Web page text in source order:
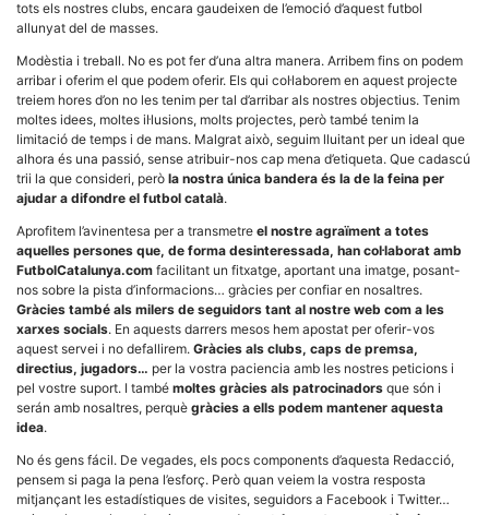
tots els nostres clubs, encara gaudeixen de l’emoció d’aquest futbol
allunyat del de masses.
Modèstia i treball. No es pot fer d’una altra manera. Arribem fins on podem
arribar i oferim el que podem oferir. Els qui col·laborem en aquest projecte
treiem hores d’on no les tenim per tal d’arribar als nostres objectius. Tenim
moltes idees, moltes il·lusions, molts projectes, però també tenim la
limitació de temps i de mans. Malgrat això, seguim lluitant per un ideal que
alhora és una passió, sense atribuir-nos cap mena d’etiqueta. Que cadascú
trii la que consideri, però la nostra única bandera és la de la feina per
ajudar a difondre el futbol català.
Aprofitem l’avinentesa per a transmetre el nostre agraïment a totes
aquelles persones que, de forma desinteressada, han col·laborat amb
FutbolCatalunya.com facilitant un fitxatge, aportant una imatge, posant-
nos sobre la pista d’informacions… gràcies per confiar en nosaltres.
Gràcies també als milers de seguidors tant al nostre web com a les
xarxes socials. En aquests darrers mesos hem apostat per oferir-vos
aquest servei i no defallirem. Gràcies als clubs, caps de premsa,
directius, jugadors… per la vostra paciencia amb les nostres peticions i
pel vostre suport. I també moltes gràcies als patrocinadors que són i
serán amb nosaltres, perquè gràcies a ells podem mantener aquesta
idea.
No és gens fácil. De vegades, els pocs components d’aquesta Redacció,
pensem si paga la pena l’esforç. Però quan veiem la vostra resposta
mitjançant les estadístiques de visites, seguidors a Facebook i Twitter…
necessàries
tècnic de la
web.
Estadístiques
Recopilem
dades
estadístiques
del lloc web
per a millorar
la funcionalitat
i la seva
estructura.
Experiència
d'usuari
Alguns
nostre lloc web
emmagatzemen
dades en el seu
dispositiu que